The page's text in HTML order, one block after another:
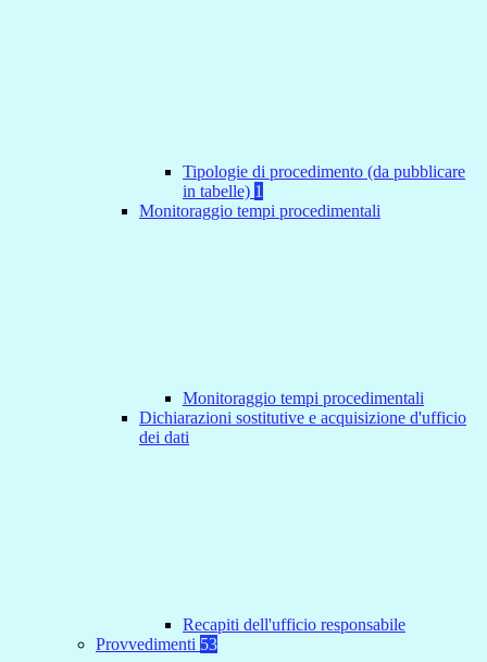
Tipologie di procedimento (da pubblicare
in tabelle) 1
Monitoraggio tempi procedimentali
Monitoraggio tempi procedimentali
Dichiarazioni sostitutive e acquisizione d'ufficio
dei dati
Recapiti dell'ufficio responsabile
Provvedimenti 53